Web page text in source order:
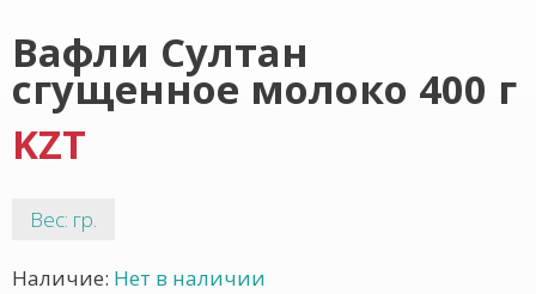
Вафли Султан
сгущенное молоко 400 г
KZT
Вес: гр.
Наличие: Нет в наличии